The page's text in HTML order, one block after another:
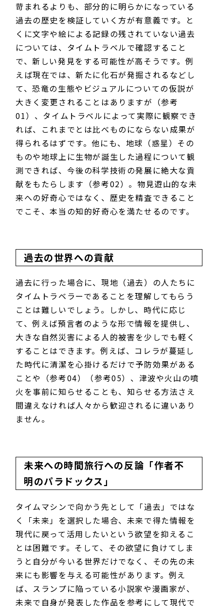
苛まれるよりも、部分的に明らかになっている
過去の歴史を検証していく方が有意義です。と
くに文字や絵による記録の残されていない過去
については、タイムトラベルで確認すること
で、新しい発見をする可能性が高そうです。例
えば現在では、新たに化石が発掘されるなどし
て、恐竜の生態やビジュアルについての仮説が
大きく変更されることはありますが（参考
01）、タイムトラベルによって実際に観察でき
れば、これまでとは比べものにならない成果が
得られるはずです。他にも、地球（惑星）その
ものや地球上に生物が誕生した過程について観
測できれば、今後の科学技術の発展に絶大な貢
献をもたらします（参考02）。物見遊山的な未
来への好奇心ではなく、歴史を精査できること
でこそ、本当の知的好奇心を満たせるのです。
過去の世界への貢献
過去に行った場合に、現地（過去）の人たちに
タイムトラベラーであることを理解してもらう
ことは難しいでしょう。しかし、時代に応じ
て、例えば預言者のような形で情報を提供し、
大きな自然災害による人的被害を少しでも軽く
することはできます。例えば、コレラが蔓延し
た時代に清潔を心掛けるだけで予防効果がある
ことや（参考04）（参考05）、津波や火山の噴
火を事前に知らせることも、知らせる方法さえ
間違えなければ人々から歓迎されるに違いあり
ません。
未来への時間旅行への反論「作者不
明のパラドックス」
タイムマシンで向かう先として「過去」ではな
く「未来」を選択した場合、未来で得た情報を
現代に戻って活用したいという欲望を抑えるこ
とは困難です。そして、その欲望に負けてしま
うと自分が今いる世界だけでなく、その先の未
来にも影響を与える可能性があります。例え
ば、スランプに陥っている小説家や漫画家が、
未来で自身が発表した作品を参考にして現代で